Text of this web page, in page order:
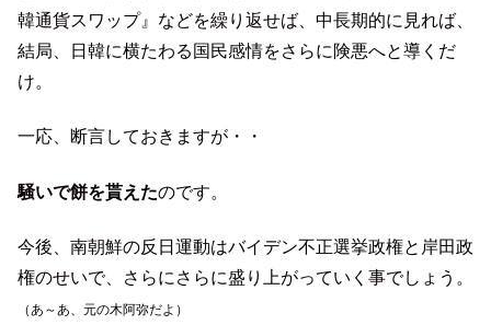
韓通貨スワップ』などを繰り返せば、中長期的に見れば、
結局、日韓に横たわる国民感情をさらに険悪へと導くだ
け。
一応、断言しておきますが・・
騒いで餅を貰えたのです。
今後、南朝鮮の反日運動はバイデン不正選挙政権と岸田政
権のせいで、さらにさらに盛り上がっていく事でしょう。
（あ～あ、元の木阿弥だよ）